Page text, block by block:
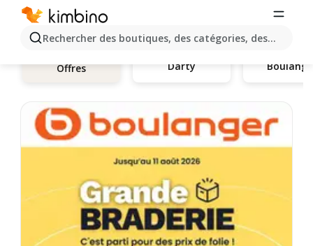
Rechercher des boutiques, des catégories, des
Offres Darty